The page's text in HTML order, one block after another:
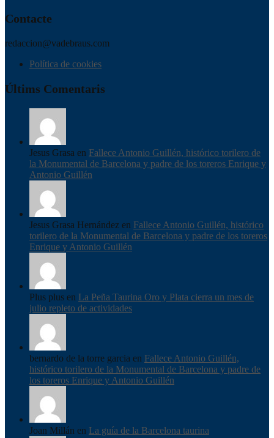
Contacte
redaccion@vadebraus.com
Política de cookies
Últims Comentaris
Jesus Grasa en Fallece Antonio Guillén, histórico torilero de
la Monumental de Barcelona y padre de los toreros Enrique y
Antonio Guillén
Jesus Grasa Hernández en Fallece Antonio Guillén, histórico
torilero de la Monumental de Barcelona y padre de los toreros
Enrique y Antonio Guillén
Plus plus en La Peña Taurina Oro y Plata cierra un mes de
julio repleto de actividades
bernardo de la torre garcia en Fallece Antonio Guillén,
histórico torilero de la Monumental de Barcelona y padre de
los toreros Enrique y Antonio Guillén
Joan Millán en La guía de la Barcelona taurina